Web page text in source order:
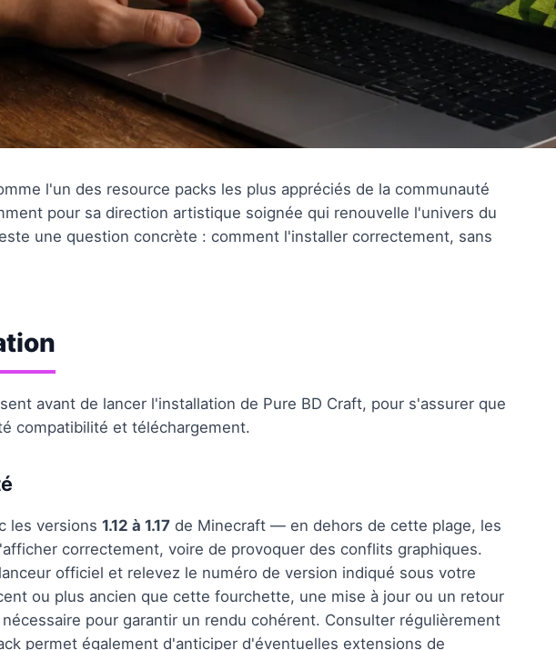
l'un des resource packs les plus appréciés de la communauté
pour sa direction artistique soignée qui renouvelle l'univers du
une question concrète : comment l'installer correctement, sans
avant de lancer l'installation de Pure BD Craft, pour s'assurer que
compatibilité et téléchargement.
les versions 1.12 à 1.17 de Minecraft — en dehors de cette plage, les
correctement, voire de provoquer des conflits graphiques.
officiel et relevez le numéro de version indiqué sous votre
ou plus ancien que cette fourchette, une mise à jour ou un retour
pour garantir un rendu cohérent. Consulter régulièrement
permet également d'anticiper d'éventuelles extensions de